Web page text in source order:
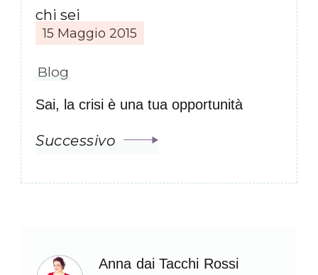
15 Maggio 2015
Blog
Sai, la crisi è una tua opportunità
Successivo
Anna dai Tacchi Rossi